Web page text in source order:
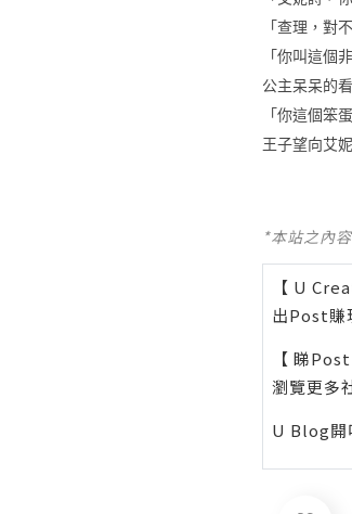
「查理，對
「你叫這個
公主呆呆的
「你這個笨
王子望向艾
*本站之內
【 U
出Post賺
【 睇
瀏覽更多
U Blog開